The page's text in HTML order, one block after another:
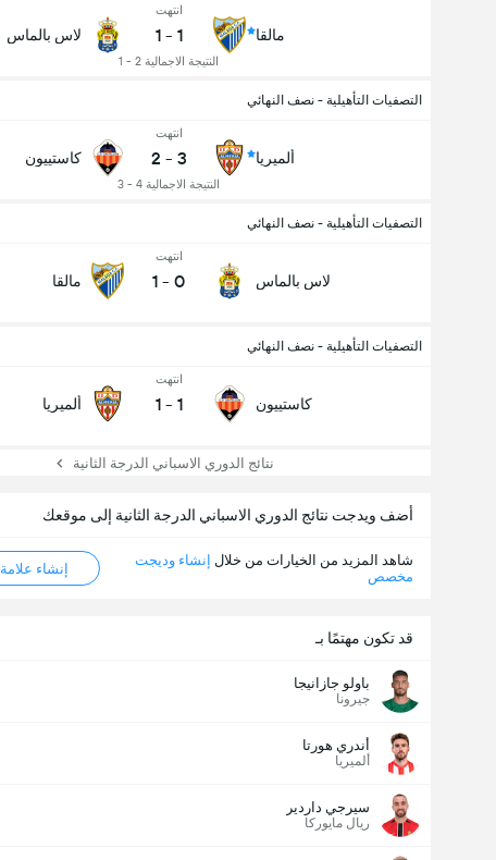
مالقا
انتهت
1
-
1
النتيجة الاجمالية 2 - 1
لاس بالماس
التصفيات التأهيلية - نصف النهائي
ألميريا
انتهت
3
-
2
النتيجة الاجمالية 4 - 3
كاستييون
التصفيات التأهيلية - نصف النهائي
لاس بالماس
انتهت
0
-
1 مالقا
التصفيات التأهيلية - نصف النهائي
كاستييون
انتهت
1
-
1 ألميريا
نتائج الدوري الاسباني الدرجة الثانية
أضف ويدجت نتائج الدوري الاسباني الدرجة الثانية إلى موقعك
شاهد المزيد من الخيارات من خلال إنشاء وديجت
مخصص
إنشاء علامة HTML
قد تكون مهتمًا بـ
باولو جازانيجا
جيرونا
أندري هورتا
ألميريا
سيرجي داردير
ريال مايوركا
عدد الاهداف (2.5)